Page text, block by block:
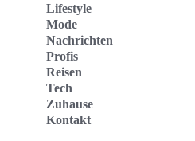
Lifestyle
Mode
Nachrichten
Profis
Reisen
Tech
Zuhause
Kontakt